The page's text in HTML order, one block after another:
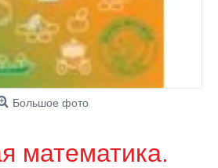
Большое фото
математика.